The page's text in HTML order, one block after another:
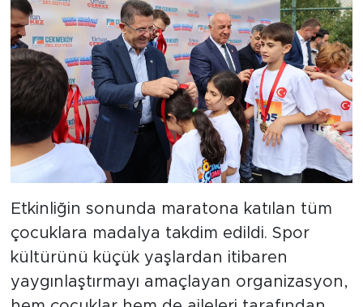
Etkinliğin sonunda maratona katılan tüm
çocuklara madalya takdim edildi. Spor
kültürünü küçük yaşlardan itibaren
yaygınlaştırmayı amaçlayan organizasyon,